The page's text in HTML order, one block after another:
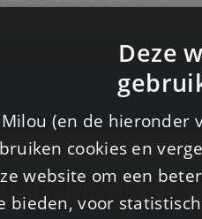
Deze
Milou (en de
cookies en
website om een
bieden, voor